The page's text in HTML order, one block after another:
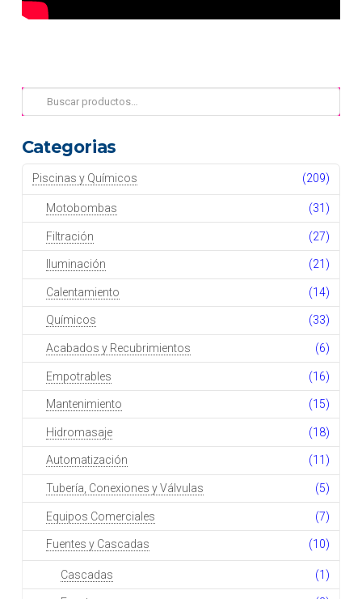
Buscar
por:
Categorias
Piscinas y Químicos (209)
Motobombas (31)
Filtración (27)
Iluminación (21)
Calentamiento (14)
Químicos (33)
Acabados y Recubrimientos (6)
Empotrables (16)
Mantenimiento (15)
Hidromasaje (18)
Automatización (11)
Tubería, Conexiones y Válvulas (5)
Equipos Comerciales (7)
Fuentes y Cascadas (10)
Cascadas (1)